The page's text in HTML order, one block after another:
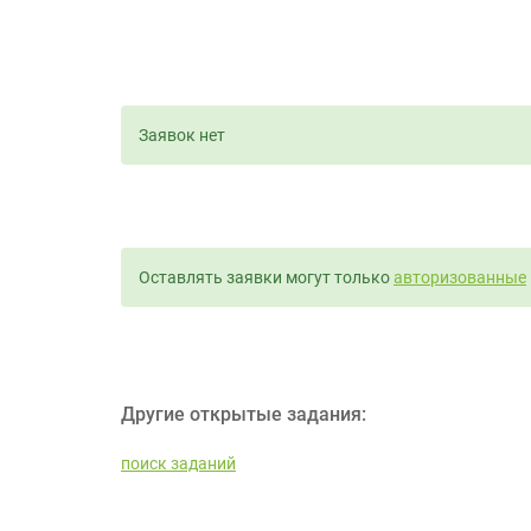
Заявок нет
Оставлять заявки могут толькоавторизованные
Другие открытые задания:
поиск заданий